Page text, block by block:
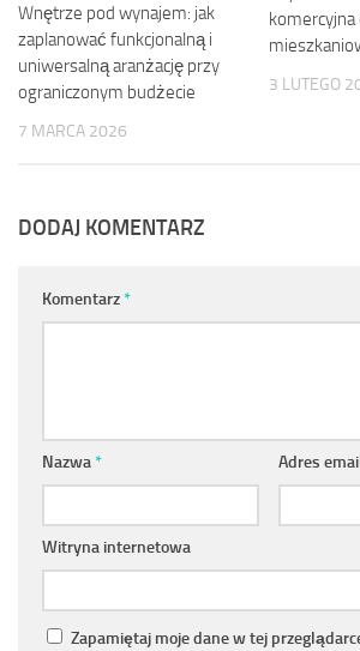
Wnętrze pod wynajem: jak
zaplanować funkcjonalną i
uniwersalną aranżację przy
ograniczonym budżecie
7 MARCA 2026
komercyjna
3 LUTEGO
DODAJ KOMENTARZ
Komentarz*
Nazwa* Adres
Witryna internetowa
Zapamiętaj moje dane w tej